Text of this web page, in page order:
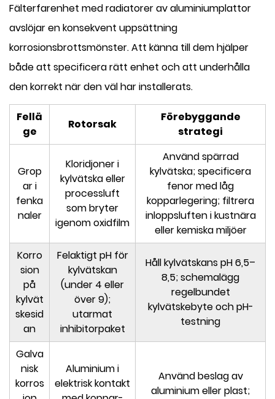
Fälterfarenhet med radiatorer av aluminiumplattor
avslöjar en konsekvent uppsättning
korrosionsbrottsmönster. Att känna till dem hjälper
både att specificera rätt enhet och att underhålla
den korrekt när den väl har installerats.
Fellä
ge
Rotorsak
Förebyggande
strategi
Grop
ar i
fenka
naler
Kloridjoner i
kylvätska eller
processluft
som bryter
igenom oxidfilm
Använd spärrad
kylvätska; specificera
fenor med låg
kopparlegering; filtrera
inloppsluften i kustnära
eller kemiska miljöer
Korro
sion
på
kylvät
skesid
an
Felaktigt pH för
kylvätskan
(under 4 eller
över 9);
utarmat
inhibitorpaket
Håll kylvätskans pH 6,5–
8,5; schemalägg
regelbundet
kylvätskebyte och pH-
testning
Galva
nisk
korros
Aluminium i
elektrisk kontakt
Använd beslag av
aluminium eller plast;